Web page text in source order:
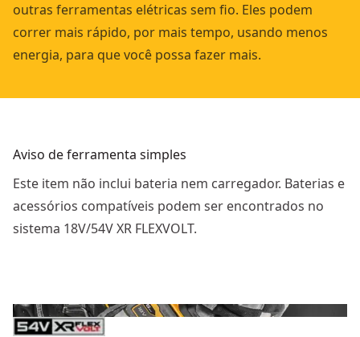
outras ferramentas elétricas sem fio. Eles podem
correr mais rápido, por mais tempo, usando menos
energia, para que você possa fazer mais.
Aviso de ferramenta simples
Este item não inclui bateria nem carregador. Baterias e
acessórios compatíveis podem ser encontrados no
sistema 18V/54V XR FLEXVOLT.